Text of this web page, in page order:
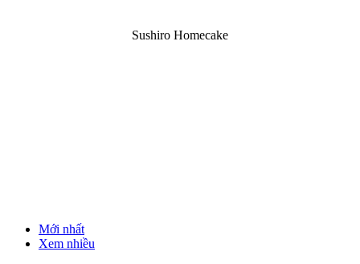
Sushiro Homecake
Mới nhất
Xem nhiều